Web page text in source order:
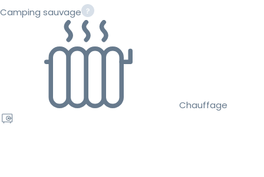
Camping sauvage
Chauffage